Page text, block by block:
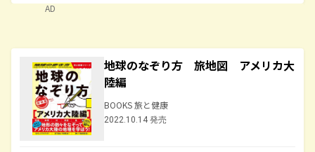
AD
地球のなぞり方 旅地図 アメリカ大
陸編
BOOKS 旅と健康
2022.10.14 発売